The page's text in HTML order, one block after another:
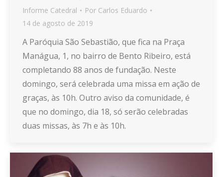
Informe Catedral Por Carlos Eduardo
14 de agosto de 2019
A Paróquia São Sebastião, que fica na Praça
Manágua, 1, no bairro de Bento Ribeiro, está
completando 88 anos de fundação. Neste
domingo, será celebrada uma missa em ação de
graças, às 10h. Outro aviso da comunidade, é
que no domingo, dia 18, só serão celebradas
duas missas, às 7h e às 10h.